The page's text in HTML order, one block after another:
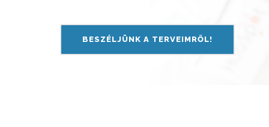
BESZÉLJÜNK A TERVEIMRŐL!